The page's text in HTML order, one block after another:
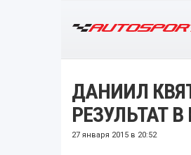
ДАНИИЛ
РЕЗУЛЬТАТ
27 января 2015 в 20:52